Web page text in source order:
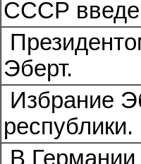
СССР
Эберт.
Избрание
республики.
В